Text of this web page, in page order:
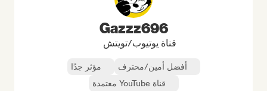
Gazzz696
قناة يوتيوب/تويتش
أفضل أمين/محترف
مؤثر جدًا
قناة YouTube معتمدة